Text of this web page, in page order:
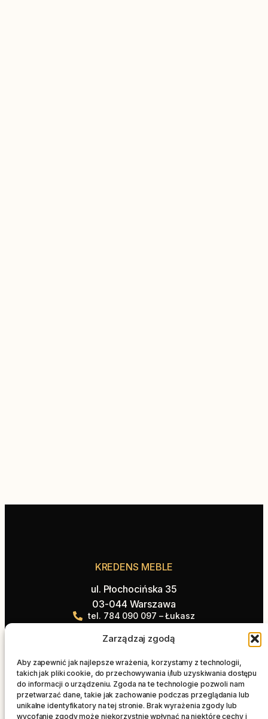
Zarządzaj zgodą
Aby zapewnić jak najlepsze wrażenia, korzystamy z technologii,
takich jak pliki cookie, do przechowywania i/lub uzyskiwania dostępu
do informacji o urządzeniu. Zgoda na te technologie pozwoli nam
przetwarzać dane, takie jak zachowanie podczas przeglądania lub
unikalne identyfikatory na tej stronie. Brak wyrażenia zgody lub
wycofanie zgody może niekorzystnie wpłynąć na niektóre cechy i
KREDENS MEBLE
ul. Płochocińska 35
03-044 Warszawa
tel. 784 090 097 – Łukasz
tel. 514 555 231 – Paweł
biuro@kredensmeble.pl
Oferta
Kuchnie
Łazienki
Blaty
Na skróty
Strona główna
Blog
Realizacje